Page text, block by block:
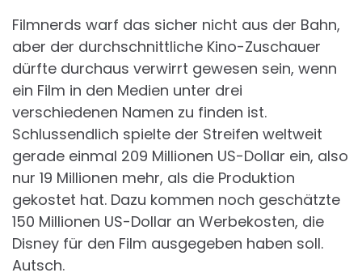
Filmnerds warf das sicher nicht aus der Bahn,
aber der durchschnittliche Kino-Zuschauer
dürfte durchaus verwirrt gewesen sein, wenn
ein Film in den Medien unter drei
verschiedenen Namen zu finden ist.
Schlussendlich spielte der Streifen weltweit
gerade einmal 209 Millionen US-Dollar ein, also
nur 19 Millionen mehr, als die Produktion
gekostet hat. Dazu kommen noch geschätzte
150 Millionen US-Dollar an Werbekosten, die
Disney für den Film ausgegeben haben soll.
Autsch.